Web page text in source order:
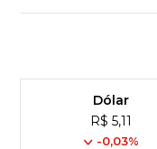
Dólar
R$ 5,11
-0,03%